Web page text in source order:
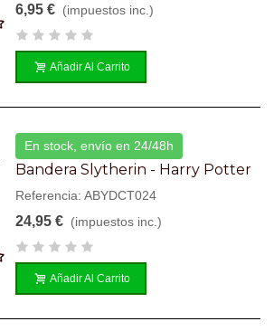
6,95 € (impuestos inc.)
Añadir Al Carrito
En stock, envío en 24/48h
Bandera Slytherin - Harry Potter
Referencia: ABYDCT024
24,95 € (impuestos inc.)
Añadir Al Carrito